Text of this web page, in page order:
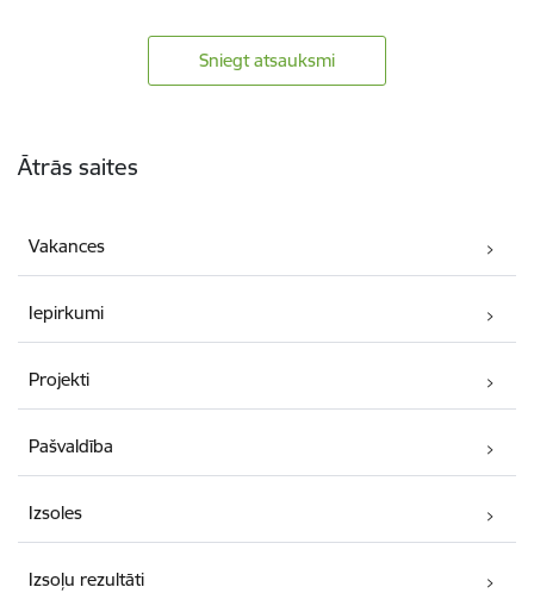
Sniegt atsauksmi
Ātrās saites
Vakances
Iepirkumi
Projekti
Pašvaldība
Izsoles
Izsoļu rezultāti